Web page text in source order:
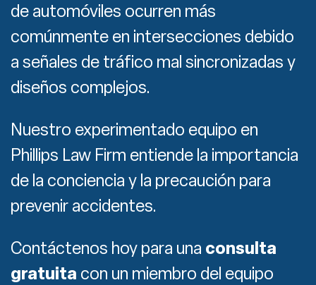
de automóviles ocurren más
comúnmente en intersecciones debido
a señales de tráfico mal sincronizadas y
diseños complejos.
Nuestro experimentado equipo en
Phillips Law Firm entiende la importancia
de la conciencia y la precaución para
prevenir accidentes.
Contáctenos hoy para una consulta
gratuita con un miembro del equipo